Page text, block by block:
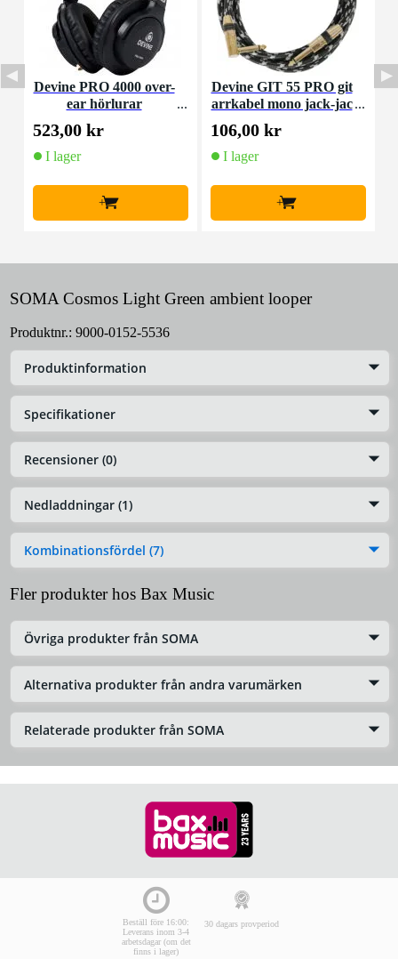
Devine PRO 4000 over-
ear hörlurar
523,00 kr
I lager
+
Devine GIT 55 PRO git
arrkabel mono jack-jac
k vinklat 5.5 meter
106,00 kr
I lager
+
SOMA Cosmos Light Green ambient looper
Produktnr.: 9000-0152-5536
Produktinformation
Specifikationer
Recensioner (0)
Nedladdningar (1)
Kombinationsfördel (7)
Fler produkter hos Bax Music
Övriga produkter från SOMA
Alternativa produkter från andra varumärken
Relaterade produkter från SOMA
Beställ före 16:00:
Leverans inom 3-4
arbetsdagar (om det
finns i lager)
30 dagars provperiod